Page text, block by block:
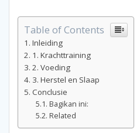
Table of Contents
Inleiding
1. Krachttraining
2. Voeding
3. Herstel en Slaap
Conclusie
Bagikan ini:
Related